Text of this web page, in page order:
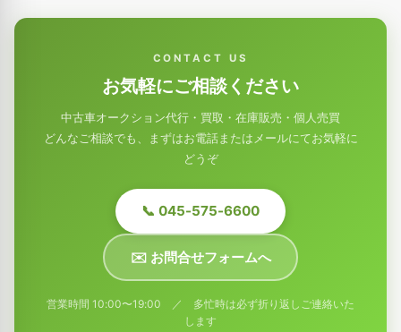
CONTACT US
お気軽にご相談ください
中古車オークション代行・買取・在庫販売・個人売買
どんなご相談でも、まずはお電話またはメールにてお気軽に
どうぞ
📞 045-575-6600
✉️ お問合せフォームへ
営業時間 10:00〜19:00 ／ 多忙時は必ず折り返しご連絡いた
します